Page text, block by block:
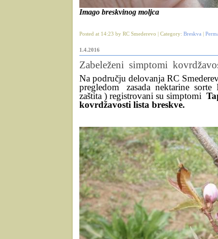
Imago breskvinog moljca
Posted at 14:23 by RC Smederevo | Category: Breskva
1.4.2016
Zabeleženi simptomi
Na području delovanja RC
pregledom
zasada nektarine sorte
zaštita ) registrovani su simptomi
kovrdžavosti lista breskve.